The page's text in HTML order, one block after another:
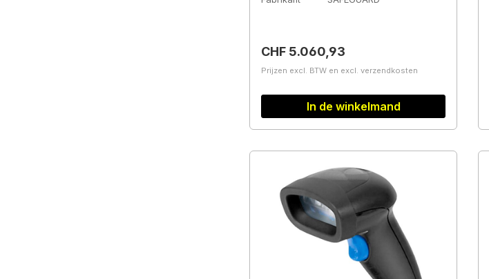
Normale prijs:
CHF 5.060,93
Prijzen excl. BTW en excl. verzendkosten
In de winkelmand